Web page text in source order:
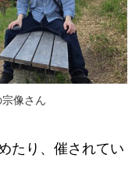
像さん
たり、催されてい